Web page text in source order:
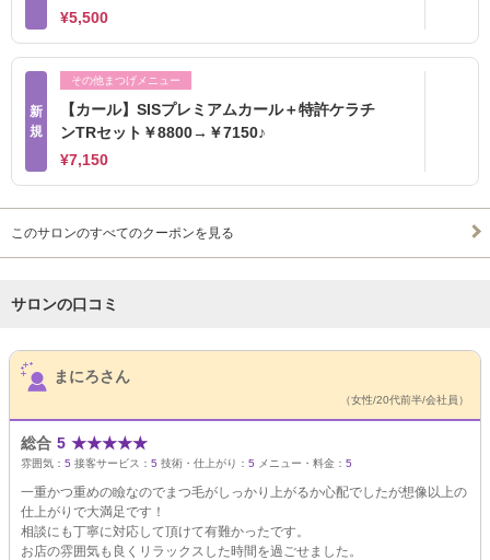
¥5,500
新
規
その他まつげメニュー
【カール】SISプレミアムカール＋特許ケラチ
ンTRセット￥8800→￥7150♪
¥7,150
このサロンのすべてのクーポンを見る
サロンの口コミ
サロンPick Up
まにろさん
（女性/20代前半/会社員）
総合 5 ★★★★★
雰囲気： 5 接客サービス： 5 技術・仕上がり： 5 メニュー・料金： 5
一重かつ重めの瞼なのでまつ毛がしっかり上がるか心配でしたが想像以上の
仕上がりで大満足です！
相談にも丁寧に対応して頂けて有難かったです。
お店の雰囲気も良くリラックスした時間を過ごせました。